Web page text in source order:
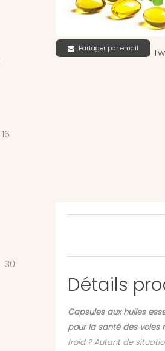
Partager par email
Détails
Capsules aux huiles
pour la santé des voies
froid ? Autant de
16
30